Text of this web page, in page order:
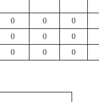
0 0 0
0 0 0
0 0 0